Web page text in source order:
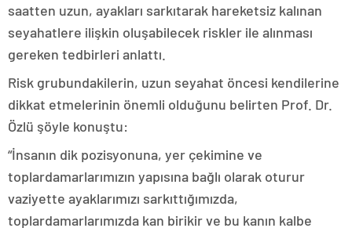
saatten uzun, ayakları sarkıtarak hareketsiz kalınan
seyahatlere ilişkin oluşabilecek riskler ile alınması
gereken tedbirleri anlattı.
Risk grubundakilerin, uzun seyahat öncesi kendilerine
dikkat etmelerinin önemli olduğunu belirten Prof. Dr.
Özlü şöyle konuştu:
“İnsanın dik pozisyonuna, yer çekimine ve
toplardamarlarımızın yapısına bağlı olarak oturur
vaziyette ayaklarımızı sarkıttığımızda,
toplardamarlarımızda kan birikir ve bu kanın kalbe